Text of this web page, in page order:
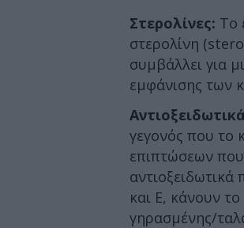
Στερολίνες: Το
στερολίνη
συμβάλλει για
εμφάνισης των
γεγονός που το
επιπτώσεων
και Ε, κάνουν
γηρασμένης/